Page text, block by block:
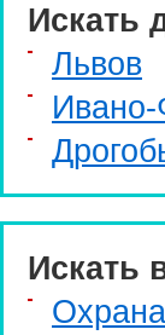
Искать
Львов
Ивано-
Искать